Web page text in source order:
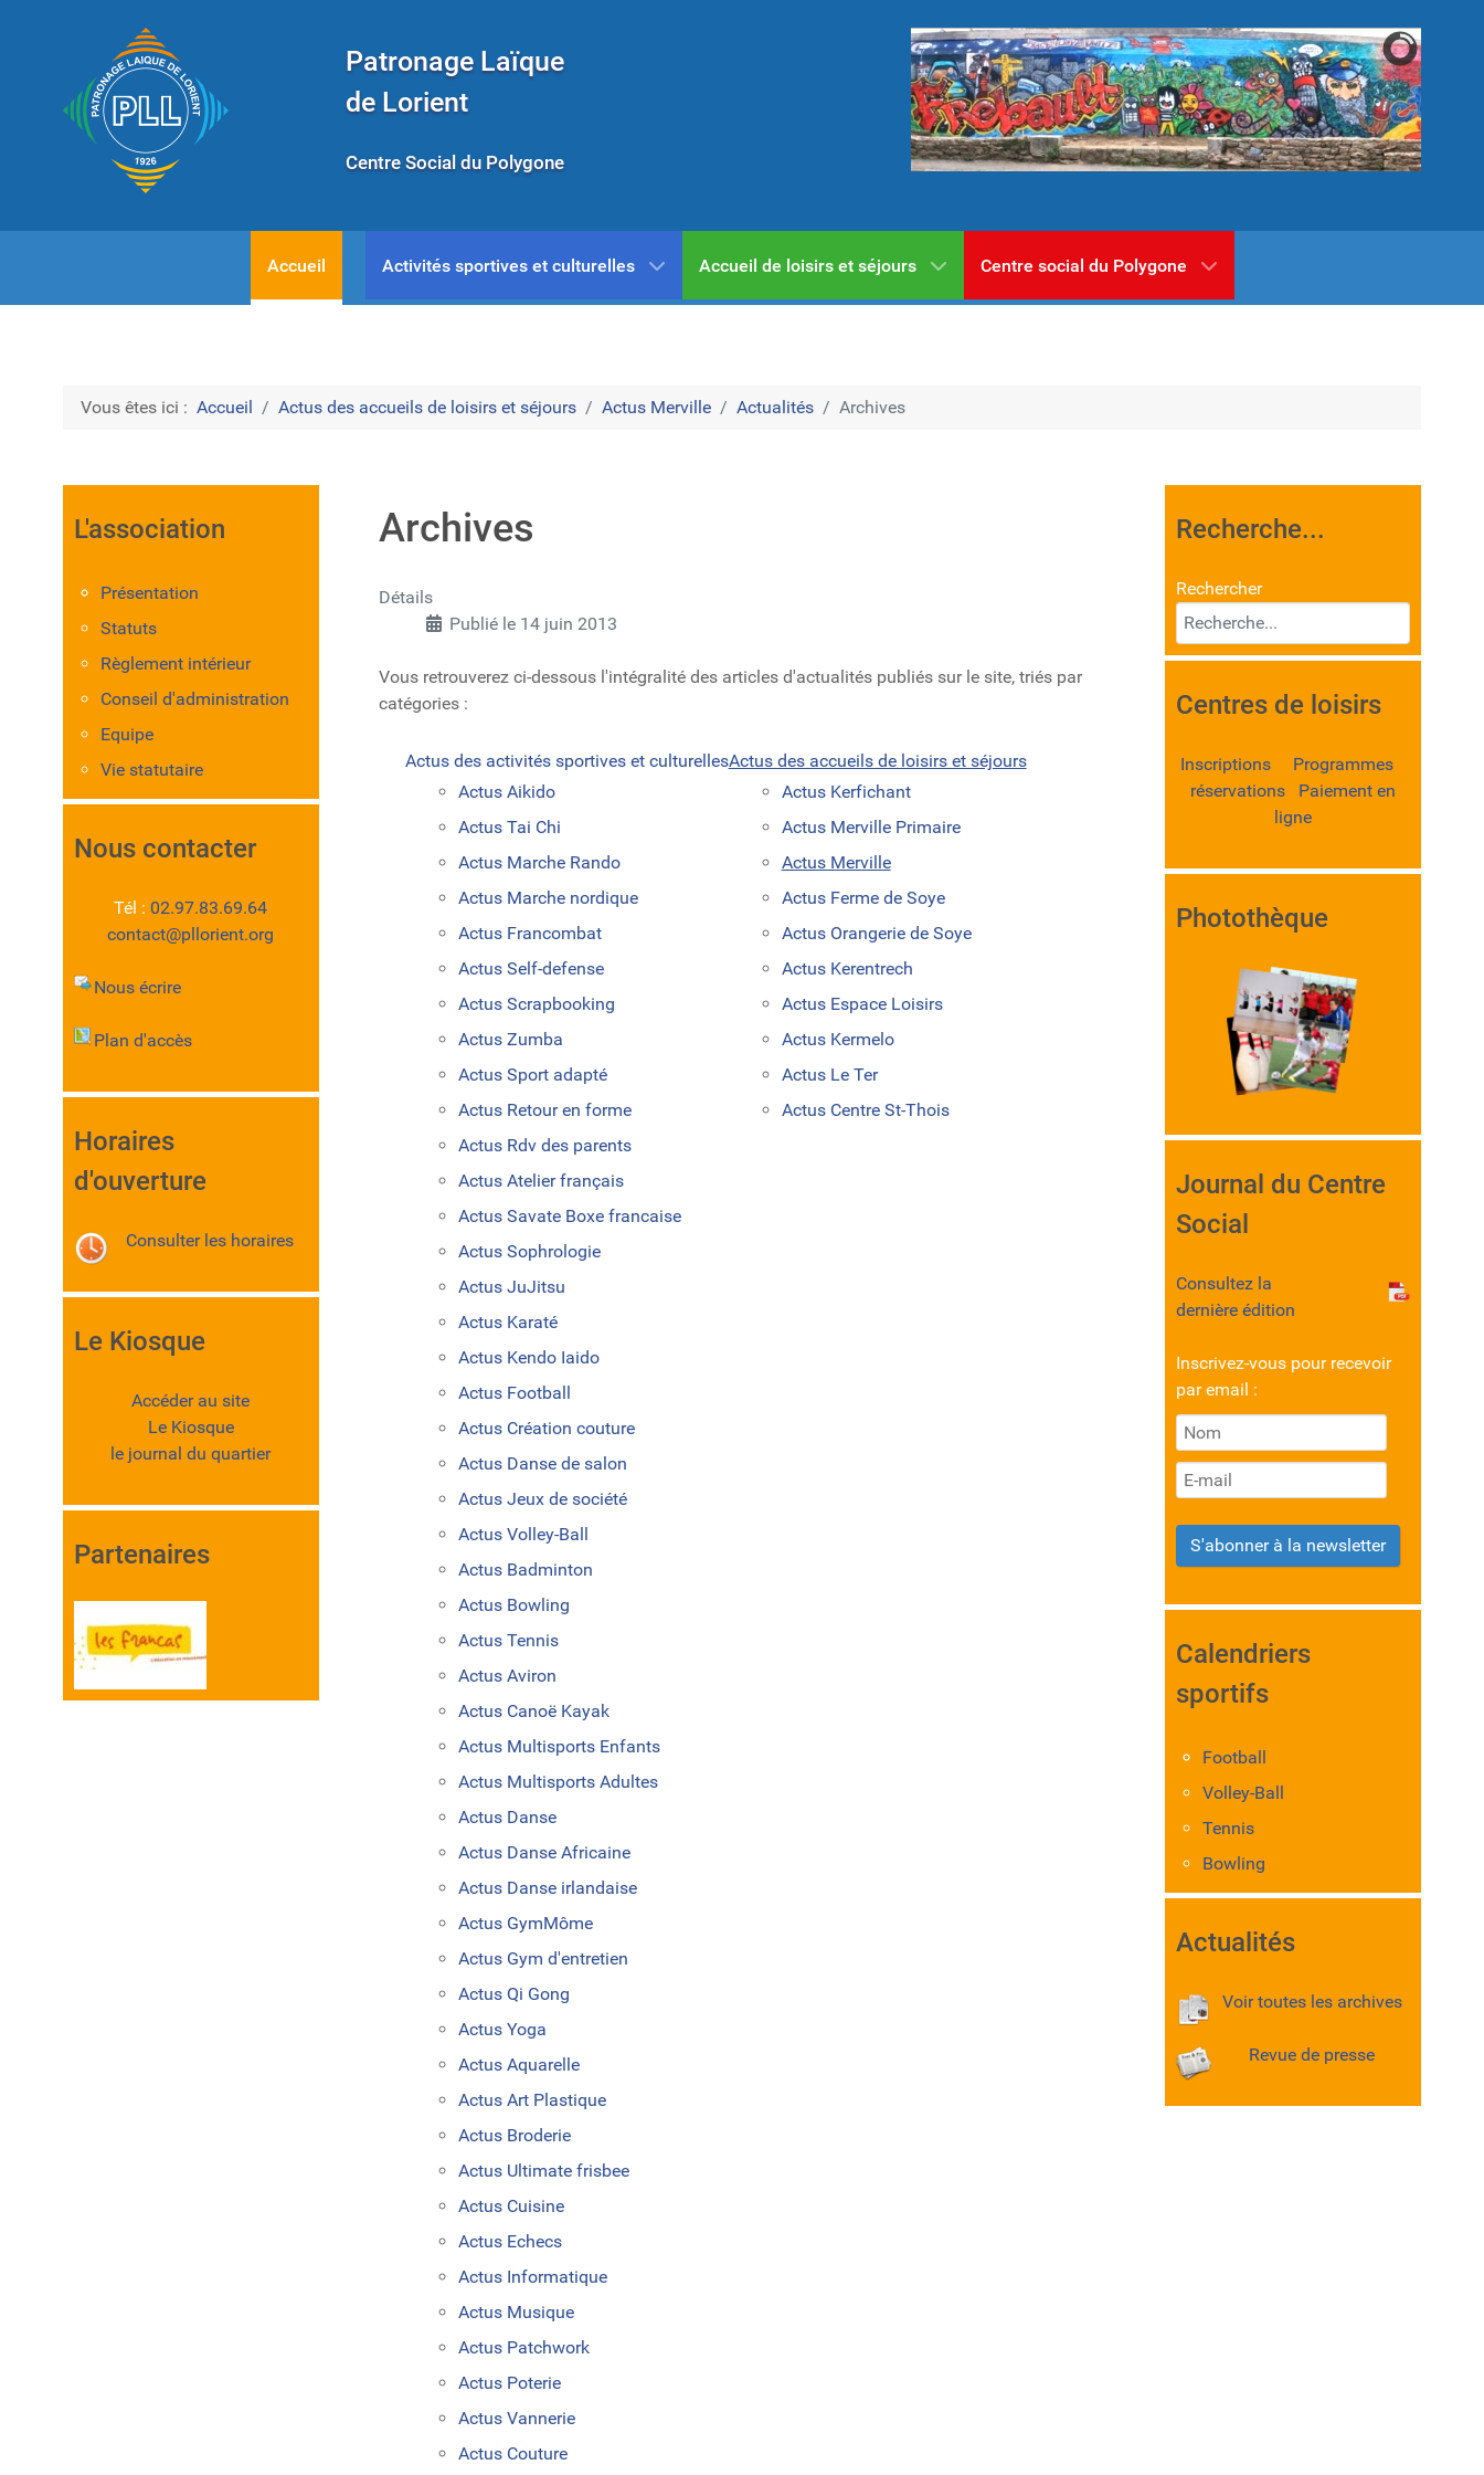
Patronage Laïque
de Lorient
Centre Social du Polygone
Accueil Activités sportives et culturelles Accueil de loisirs et séjours Centre social du Polygone
Vous êtes ici : Accueil Actus des accueils de loisirs et séjours Actus Merville Actualités Archives
L'association
Présentation
Statuts
Règlement intérieur
Conseil d'administration
Equipe
Vie statutaire
Nous contacter
Tél : 02.97.83.69.64
contact@pllorient.org
Nous écrire
Plan d'accès
Horaires
d'ouverture
Consulter les horaires
Le Kiosque
Accéder au site
Le Kiosque
le journal du quartier
Partenaires
Archives
Détails
Publié le 14 juin 2013
Vous retrouverez ci-dessous l'intégralité des articles d'actualités publiés sur le site, triés par
catégories :
Actus des activités sportives et culturelles
Actus Aikido
Actus Tai Chi
Actus Marche Rando
Actus Marche nordique
Actus Francombat
Actus Self-defense
Actus Scrapbooking
Actus Zumba
Actus Sport adapté
Actus Retour en forme
Actus Rdv des parents
Actus Atelier français
Actus Savate Boxe francaise
Actus Sophrologie
Actus JuJitsu
Actus Karaté
Actus Kendo Iaido
Actus Football
Actus Création couture
Actus Danse de salon
Actus Jeux de société
Actus Volley-Ball
Actus Badminton
Actus Bowling
Actus Tennis
Actus Aviron
Actus Canoë Kayak
Actus Multisports Enfants
Actus Multisports Adultes
Actus Danse
Actus Danse Africaine
Actus Danse irlandaise
Actus GymMôme
Actus Gym d'entretien
Actus Qi Gong
Actus Yoga
Actus Aquarelle
Actus Art Plastique
Actus Broderie
Actus Ultimate frisbee
Actus Cuisine
Actus Echecs
Actus Informatique
Actus Musique
Actus Patchwork
Actus Poterie
Actus Vannerie
Actus Couture
Actus des accueils de loisirs et séjours
Actus Kerfichant
Actus Merville Primaire
Actus Merville
Actus Ferme de Soye
Actus Orangerie de Soye
Actus Kerentrech
Actus Espace Loisirs
Actus Kermelo
Actus Le Ter
Actus Centre St-Thois
Recherche...
Rechercher
Centres de loisirs
Inscriptions Programmes
réservations Paiement en
ligne
Photothèque
Journal du Centre
Social
Consultez la
dernière édition
Inscrivez-vous pour recevoir
par email :
S'abonner à la newsletter
Calendriers
sportifs
Football
Volley-Ball
Tennis
Bowling
Actualités
Voir toutes les archives
Revue de presse